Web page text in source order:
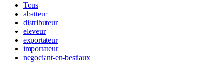
Tous
abatteur
distributeur
eleveur
exportateur
importateur
negociant-en-bestiaux